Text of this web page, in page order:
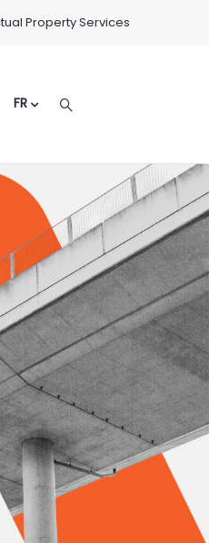
Property Services
FR